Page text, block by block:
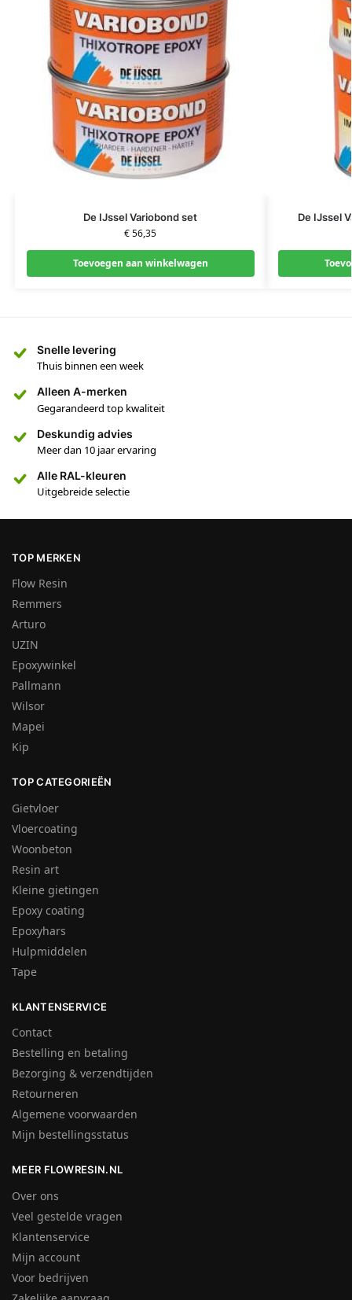
De IJssel Variobond set
€56,35
Toevoegen aan winkelwagen
De IJssel
Snelle levering
Thuis binnen een week
Alleen A-merken
Gegarandeerd top kwaliteit
Deskundig advies
Meer dan 10 jaar ervaring
Alle RAL-kleuren
Uitgebreide selectie
TOP MERKEN
Flow Resin
Remmers
Arturo
UZIN
Epoxywinkel
Pallmann
Wilsor
Mapei
Kip
TOP CATEGORIEËN
Gietvloer
Vloercoating
Woonbeton
Resin art
Kleine gietingen
Epoxy coating
Epoxyhars
Hulpmiddelen
Tape
KLANTENSERVICE
Contact
Bestelling en betaling
Bezorging & verzendtijden
Retourneren
Algemene voorwaarden
Mijn bestellingsstatus
MEER FLOWRESIN.NL
Over ons
Veel gestelde vragen
Klantenservice
Mijn account
Voor bedrijven